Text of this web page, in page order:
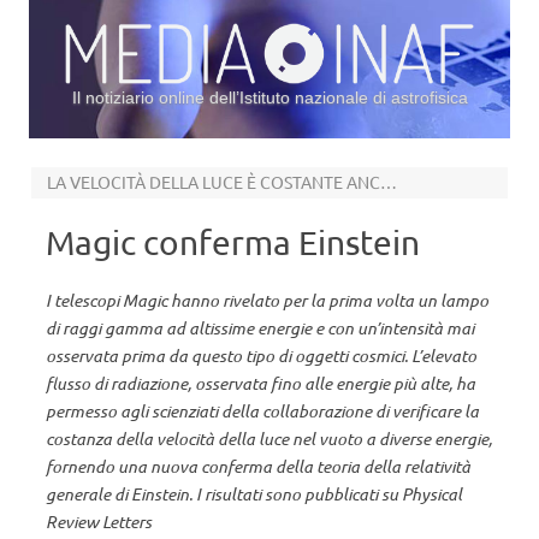
Il notiziario online dell’Istituto nazionale di astrofisica
LA VELOCITÀ DELLA LUCE È COSTANTE ANCHE A ENERGIE ELEVATISSIME
Magic conferma Einstein
I telescopi Magic hanno rivelato per la prima volta un lampo
di raggi gamma ad altissime energie e con un’intensità mai
osservata prima da questo tipo di oggetti cosmici. L’elevato
flusso di radiazione, osservata fino alle energie più alte, ha
permesso agli scienziati della collaborazione di verificare la
costanza della velocità della luce nel vuoto a diverse energie,
fornendo una nuova conferma della teoria della relatività
generale di Einstein. I risultati sono pubblicati su Physical
Review Letters